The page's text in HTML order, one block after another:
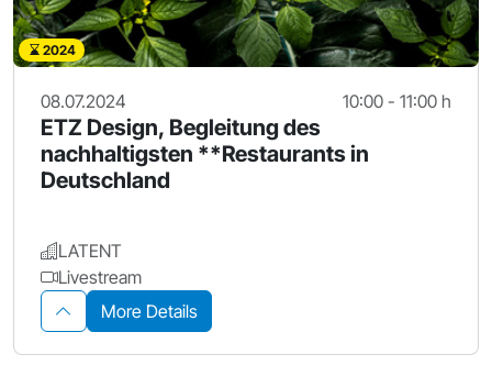
2024
08.07.2024 10:00 - 11:00 h
ETZ Design, Begleitung des
nachhaltigsten **Restaurants in
Deutschland
LATENT
Livestream
More Details